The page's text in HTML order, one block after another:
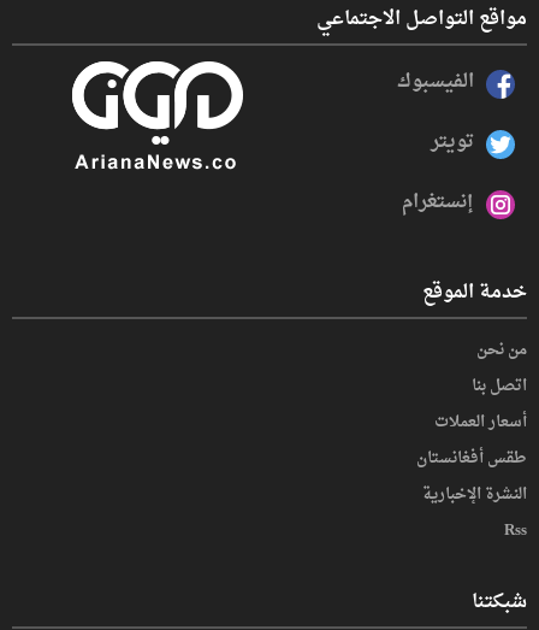
مواقع التواصل الاجتماعي
الفيسبوك
تويتر
إنستغرام
خدمة الموقع
من نحن
اتصل بنا
أسعار العملات
طقس أفغانستان
النشرة الإخبارية
Rss
شبكتنا